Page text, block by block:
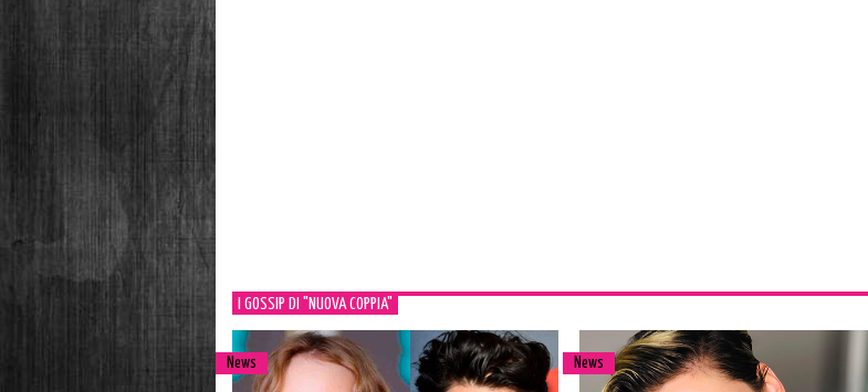
I GOSSIP DI "NUOVA COPPIA"
News News